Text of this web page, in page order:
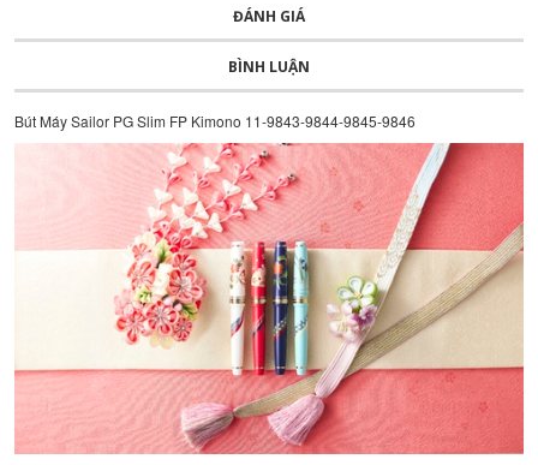
ĐÁNH GIÁ
BÌNH LUẬN
Bút Máy Sailor PG Slim FP Kimono 11-9843-9844-9845-9846